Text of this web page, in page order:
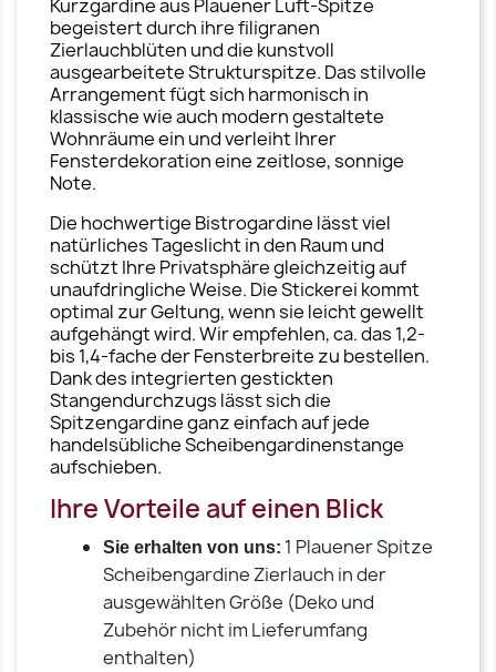
Kurzgardine aus Plauener Luft-Spitze
begeistert durch ihre filigranen
Zierlauchblüten und die kunstvoll
ausgearbeitete Strukturspitze. Das stilvolle
Arrangement fügt sich harmonisch in
klassische wie auch modern gestaltete
Wohnräume ein und verleiht Ihrer
Fensterdekoration eine zeitlose, sonnige
Note.
Die hochwertige Bistrogardine lässt viel
natürliches Tageslicht in den Raum und
schützt Ihre Privatsphäre gleichzeitig auf
unaufdringliche Weise. Die Stickerei kommt
optimal zur Geltung, wenn sie leicht gewellt
aufgehängt wird. Wir empfehlen, ca. das 1,2-
bis 1,4-fache der Fensterbreite zu bestellen.
Dank des integrierten gestickten
Stangendurchzugs lässt sich die
Spitzengardine ganz einfach auf jede
handelsübliche Scheibengardinenstange
aufschieben.
Ihre Vorteile auf einen Blick
Sie erhalten von uns: 1 Plauener Spitze
Scheibengardine Zierlauch in der
ausgewählten Größe (Deko und
Zubehör nicht im Lieferumfang
enthalten)